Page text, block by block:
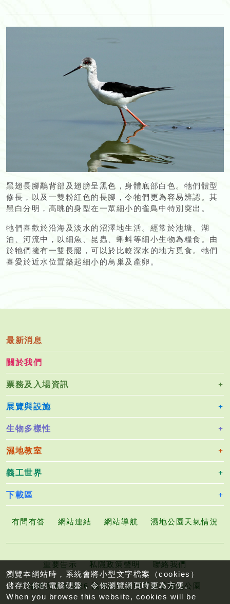
黑翅長腳鷸背部及翅膀呈黑色，身體底部白色。牠們體型
修長，以及一雙粉紅色的長腳，令牠們更為容易辨認。其
黑白分明，高眺的身型在一眾細小的雀鳥中特別突出。
牠們喜歡於沿海及淡水的沼澤地生活。經常於池塘、湖
泊、河流中，以細魚、昆蟲、蝌蚪等細小生物為糧食。由
於牠們擁有一雙長腿，可以於比較深水的地方覓食。牠們
喜愛於近水位置築起細小的鳥巢及產卵。
最新消息
關於我們
票務及入場資訊
展覽與設施
生物多樣性
濕地教室
義工世界
下載區
有問有答 網站連結 網站導航 濕地公園天氣情況
重要告示 私隱政策聲明 聯絡我們
版權所有©2026 漁農自然護理署香港濕地公園
瀏覽本網站時，系統會將小型文字檔案（cookies）
儲存於你的電腦硬盤，令你瀏覽網頁時更為方便。
When you browse this website, cookies will be